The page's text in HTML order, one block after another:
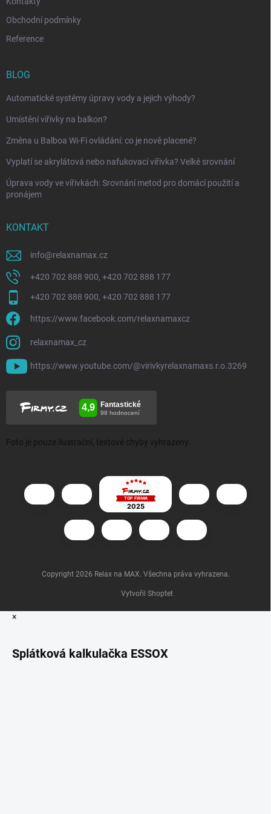
Obchodní podmínky
Reference
BLOG
Automatické systémy úpravy vody a jejich výhody?
Umístění vířivky na balkon?
Změna u Balboa Wi-Fi ovládání: co je nově placené?
Vyplatí se akrylátová nebo nafukovací vířivka? Velké srovnání
Úprava vody ve vířivkách: Srovnání metod pro domácí použití a
pronájem
KONTAKT
info@relaxnamax.cz
+420 702 888 900, +420 702 888 177
+420 702 888 900, +420 702 888 177
https://www.facebook.com/relaxnamaxcz
relaxnamax_cz
https://www.youtube.com/@virivkyrelaxnamaxs.r.o.3269
Foto je pouze ilustrační, textové chyby vyhrazeny.
Vytvořil Shoptet
Copyright 2026 Relax na MAX. Všechna práva vyhrazena.
×
Splátková kalkulačka ESSOX